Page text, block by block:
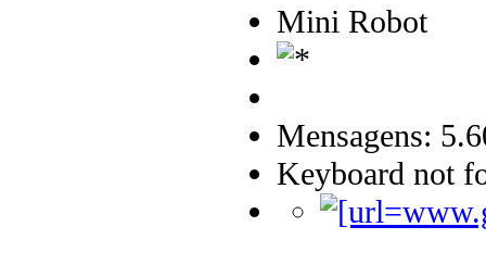
Mini Robot
Mensagens:
Keyboard not